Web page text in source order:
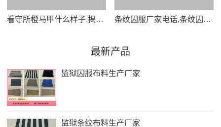
看守所橙马甲什么样子,揭秘看守所橙马甲背后的真实样貌 条纹囚服厂家电话,条纹囚服定制热线专业厂家直供品质保障
最新产品
监狱囚服布料生产厂家
监狱条纹布料生产厂家